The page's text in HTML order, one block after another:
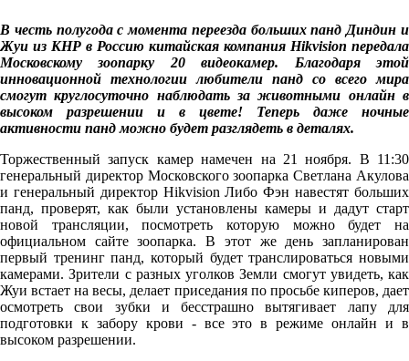
В честь полугода с момента переезда больших панд Диндин и
Жуи из КНР в Россию китайская компания Hikvision передала
Московскому зоопарку 20 видеокамер. Благодаря этой
инновационной технологии любители панд со всего мира
смогут круглосуточно наблюдать за животными онлайн в
высоком разрешении и в цвете! Теперь даже ночные
активности панд можно будет разглядеть в деталях.
Торжественный запуск камер намечен на 21 ноября. В 11:30
генеральный директор Московского зоопарка Светлана Акулова
и генеральный директор Hikvision Либо Фэн навестят больших
панд, проверят, как были установлены камеры и дадут старт
новой трансляции, посмотреть которую можно будет на
официальном сайте зоопарка. В этот же день запланирован
первый тренинг панд, который будет транслироваться новыми
камерами. Зрители с разных уголков Земли смогут увидеть, как
Жуи встает на весы, делает приседания по просьбе киперов, дает
осмотреть свои зубки и бесстрашно вытягивает лапу для
подготовки к забору крови - все это в режиме онлайн и в
высоком разрешении.